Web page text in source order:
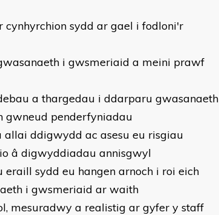
sydd ar gael i fodloni'r
i gwsmeriaid a meini prawf
a thargedau i ddarparu gwasanaeth
gwneud penderfyniadau
ddigwydd ac asesu eu risgiau
â digwyddiadau annisgwyl
sydd eu hangen arnoch i roi eich
i gwsmeriaid ar waith
mesuradwy a realistig ar gyfer y staff